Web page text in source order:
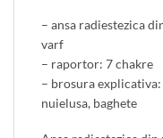
– ansa radiestezica
varf
– raportor: 7 chakre
– brosura explicativa:
nuielusa, baghete